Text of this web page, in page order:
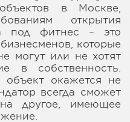
в Москве,
открытия
под фитнес – это
которые
могут или не хотят
в собственность.
окажется не
всегда сможет
другое, имеющее